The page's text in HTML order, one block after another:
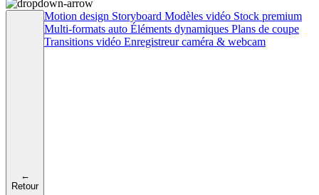
←
Retour
Motion design Storyboard Modèles vidéo Stock premium
Multi-formats auto Éléments dynamiques Plans de coupe
Transitions vidéo Enregistreur caméra & webcam